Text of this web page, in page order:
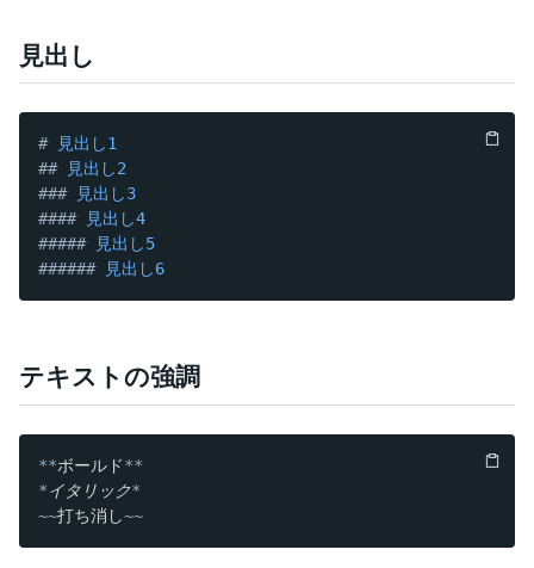
見出し
# 見出し1
## 見出し2
### 見出し3
#### 見出し4
##### 見出し5
###### 見出し6
テキストの強調
**ボールド**
*イタリック*
~~打ち消し~~